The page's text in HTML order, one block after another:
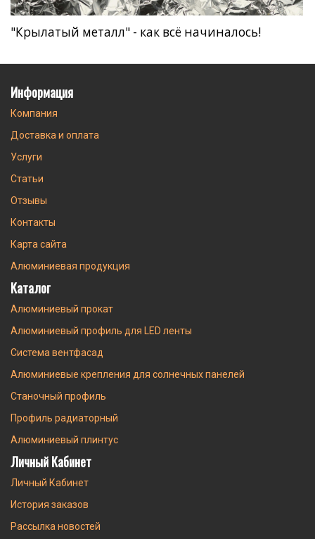
"Крылатый металл" - как всё начиналось!
Информация
Компания
Доставка и оплата
Услуги
Статьи
Отзывы
Контакты
Карта сайта
Алюминиевая продукция
Каталог
Алюминиевый прокат
Алюминиевый профиль для LED ленты
Система вентфасад
Алюминиевые крепления для солнечных панелей
Станочный профиль
Профиль радиаторный
Алюминиевый плинтус
Личный Кабинет
Личный Кабинет
История заказов
Рассылка новостей